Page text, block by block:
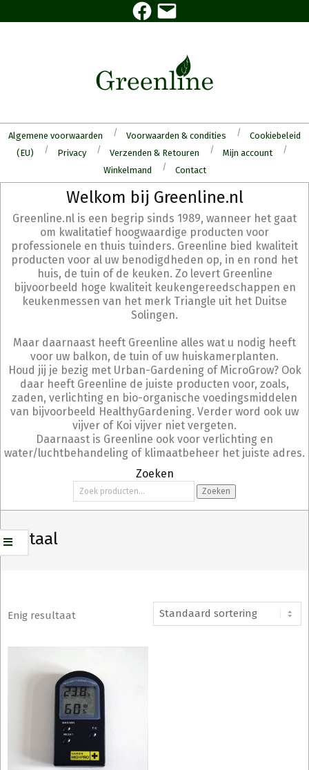
to
Facebook
E-
mail
Algemene voorwaarden Voorwaarden & condities
Cookiebeleid
(EU)
Privacy Verzenden & Retouren
Mijn account
Winkelmand
Contact
Menu
Welkom bij Greenline.nl
Greenline.nl is een begrip sinds 1989, wanneer het gaat
om kwalitatief hoogwaardige producten voor
professionele en thuis tuinders. Greenline bied kwaliteit
producten voor al uw benodigdheden op, in en rond het
huis, de tuin of de keuken. Zo levert Greenline
bijvoorbeeld hoge kwaliteit keukengereedschappen en
keukenmessen van het merk Triangle uit het Duitse
Solingen.
Maar daarnaast heeft Greenline alles wat u nodig heeft
voor uw balkon, de tuin of uw huiskamerplanten.
Houd jij je bezig met Urban-Gardening of MicroGrow? Ook
daar heeft Greenline de juiste producten voor, zoals,
zaden, verlichting en bio-organische voedingsmiddelen
van bijvoorbeeld HealthyGardening. Verder word ook uw
vijver of Koi vijver niet vergeten.
Daarnaast is Greenline ook voor verlichting en
water/luchtbehandeling of klimaatbeheer het juiste adres.
Zoeken
Zoeken
naar:
Zoeken
digitaal
Enig resultaat